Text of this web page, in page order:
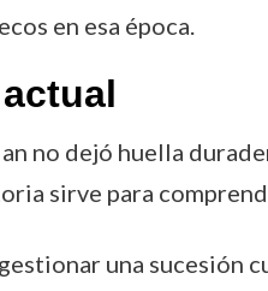
en esa época.
no dejó huella
sirve para
una sucesión